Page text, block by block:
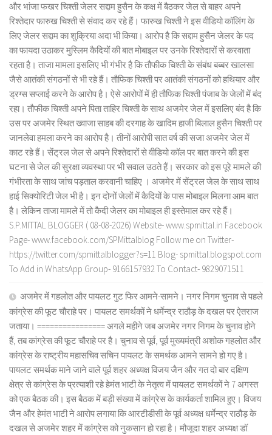
और भांजा फखर चिश्ती जेलर सद्दाम हुसैन के कक्ष में बैठकर जेल से बाहर अपने
रिश्तेदार फारुख चिश्ती से संवाद कर रहे हैं। फारुख चिश्ती ने इस वीडियो कॉलिंग के
लिए जेलर सद्दाम का शुक्रिया अदा भी किया। आरोप है कि सद्दाम हुसैन जेलर के पद
का फायदा उठाकर मुस्लिम कैदियों की बात मोबाइल पर उनके रिश्तेदारों से करवाता
रहता है। ताजा मामला इसलिए भी गंभीर है कि तौफीक चिश्ती के संबंध बब्बर खालसा
जैसे आतंकी संगठनों से भी रहे हैं। तौफिक चिश्ती पर आतंकी संगठनों को हथियार और
ड्रग्स सप्लाई करने के आरोप है। ऐसे आरोपों में ही तौफिक चिश्ती पंजाब के जेलों में बंद
रहा। तौफीक चिश्ती अपने पिता ताहिर चिश्ती के साथ अजमेर जेल में इसलिए बंद है कि
उस पर अजमेर स्थित ख्वाजा साहब की दरगाह के खादिम हाजी बिलाल हुसैन चिश्ती पर
जानलेवा हमला करने का आरोप है। तीनों आरोपी सात वर्ष की सजा अजमेर जेल में
काट रहे हैं। सेंट्रल जेल से अपने रिश्तेदारों से वीडियो कॉल पर बात करने की इस
घटना से जेल की सुरक्षा व्यवस्था पर भी सवाल उठते हैं। सरकार को इस पूरे मामले की
गंभीरता के साथ जांच पड़ताल करवानी चाहिए । अजमेर में सेंट्रल जेल के साथ साथ
हाई सिक्योरिटी जेल भी है। इन दोनों जेलों में कैदियों के पास मोबाइल मिलना आम बात
है। लेकिन ताजा मामले में तो कैदी जेलर का मोबाइल ही इस्तेमाल कर रहे हैं।
S.P.MITTAL BLOGGER ( 08-08-2026) Website- www.spmittal.in Facebook
Page- www.facebook.com/SPMittalblog Follow me on Twitter-
https://twitter.com/spmittalblogger?s=11 Blog- spmittal.blogspot.com
To Add in WhatsApp Group- 9166157932 To Contact- 9829071511
अजमेर में गहलोत और पायलट गुट फिर आमने-सामने। नगर निगम चुनाव से पहले
कांग्रेस की फूट चौराहे पर। पायलट समर्थकों ने धर्मेन्द्र राठौड़ के दखल पर ऐतराज
जताया। ================ अगले महीने जब अजमेर नगर निगम के चुनाव होने
हैं, तब कांग्रेस की फूट चौराहे पर है। चुनाव से पूर्व, पूर्व मुख्यमंत्री अशोक गहलोत और
कांग्रेस के राष्ट्रीय महासचिव सचिन पायलट के समर्थक आमने सामने हो गए है।
पायलट समर्थक माने जाने वाले पूर्व शहर अध्यक्ष विजय जैन और गत दो बार दक्षिण
क्षेत्र से कांग्रेस के प्रत्याशी रहे हेमंत भाटी के नेतृत्व में पायलट समर्थकों ने 7 अगस्त
को एक बैठक की। इस बैठक में बड़ी संख्या में कांग्रेस के कार्यकर्ता शामिल हुए। विजय
जैन और हेमंत भाटी ने आरोप लगाया कि आरटीडीसी के पूर्व अध्यक्ष धर्मेन्द्र राठौड़ के
दखल से अजमेर शहर में कांग्रेस को नुकसान हो रहा है। मौजूदा शहर अध्यक्ष डॉ.